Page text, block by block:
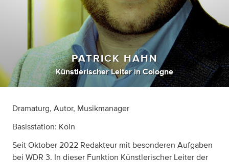
PATRICK HAHN
Künstlerischer Leiter inCologne
Dramaturg, Autor, Musikmanager
Basisstation: Köln
Seit Oktober 2022 Redakteur mit besonderen Aufgaben
bei WDR 3. In dieser Funktion Künstlerischer Leiter der